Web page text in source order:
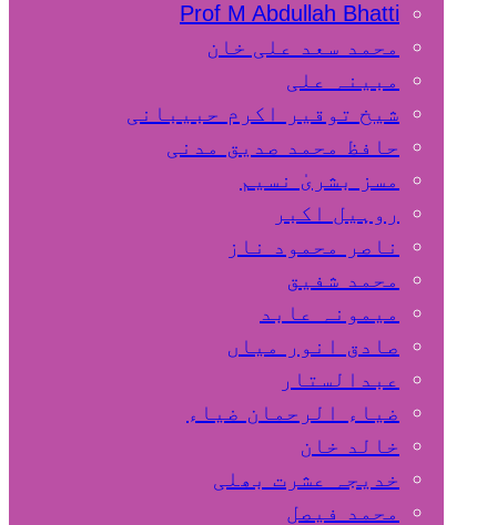
Prof M Abdullah Bhatti
محمد سعد علی خان
مبینہ علی
شیخ توقیر اکرم حبیبانی
حافظ محمد صدیق مدنی
مسز بشریٰ نسیم
روہیل اکبر
ناصر محمود ناز
محمد شفیق
میمونہ عابد
صادق انور میاں
عبدالستار
ضیاء الرحمان ضیاء
خالد خان
خدیجہ عشرت بھلی
محمد فیصل